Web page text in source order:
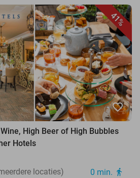
41%
favorite_border
High Beer of High Bubbles
Hotels
locaties)
0 min. directions_walk